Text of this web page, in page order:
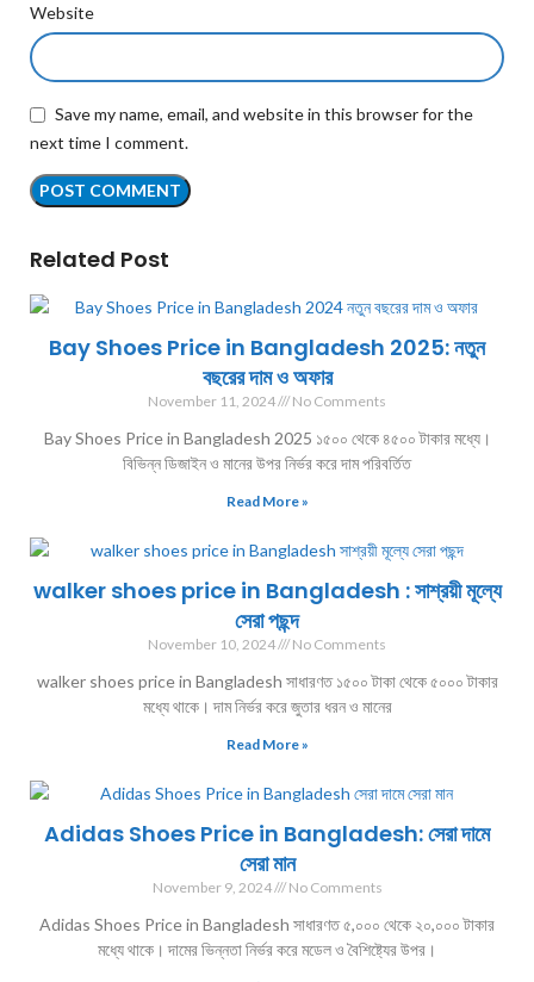
Website
Save my name, email, and website in this browser for the
next time I comment.
Related Post
Bay Shoes Price in Bangladesh 2025: নতুন
বছরের দাম ও অফার
November 11, 2024 No Comments
Bay Shoes Price in Bangladesh 2025 ১৫০০ থেকে ৪৫০০ টাকার মধ্যে।
বিভিন্ন ডিজাইন ও মানের উপর নির্ভর করে দাম পরিবর্তিত
Read More »
walker shoes price in Bangladesh : সাশ্রয়ী মূল্যে
সেরা পছন্দ
November 10, 2024 No Comments
walker shoes price in Bangladesh সাধারণত ১৫০০ টাকা থেকে ৫০০০ টাকার
মধ্যে থাকে। দাম নির্ভর করে জুতার ধরন ও মানের
Read More »
Adidas Shoes Price in Bangladesh: সেরা দামে
সেরা মান
November 9, 2024 No Comments
Adidas Shoes Price in Bangladesh সাধারণত ৫,০০০ থেকে ২০,০০০ টাকার
মধ্যে থাকে। দামের ভিন্নতা নির্ভর করে মডেল ও বৈশিষ্ট্যের উপর।